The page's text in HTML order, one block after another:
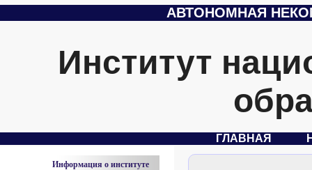
АВТОНОМНАЯ
Институт
ГЛАВНАЯ
Информация о институте